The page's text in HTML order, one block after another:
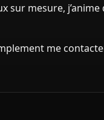
sur mesure,
me